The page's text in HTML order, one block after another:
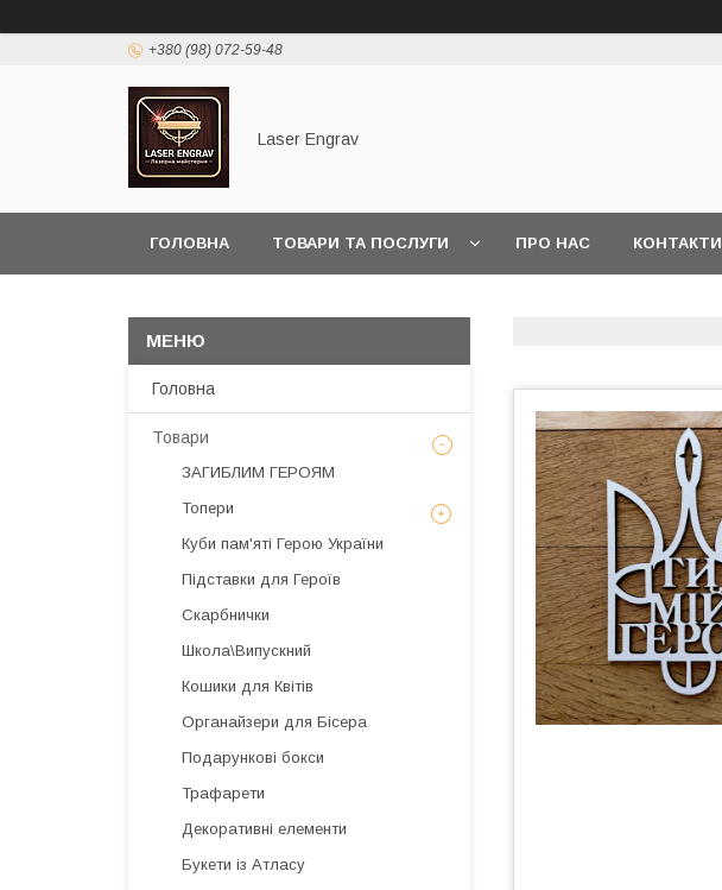
+380 (98) 072-59-48
Laser Engrav
ГОЛОВНА ТОВАРИ ТА ПОСЛУГИ ПРО НАС КОНТАКТИ
Головна
Товари
ЗАГИБЛИМ ГЕРОЯМ
Топери
Куби пам'яті Герою України
Підставки для Героїв
Скарбнички
Школа\Випускний
Кошики для Квітів
Органайзери для Бісера
Подарункові бокси
Трафарети
Декоративні елементи
Букети із Атласу